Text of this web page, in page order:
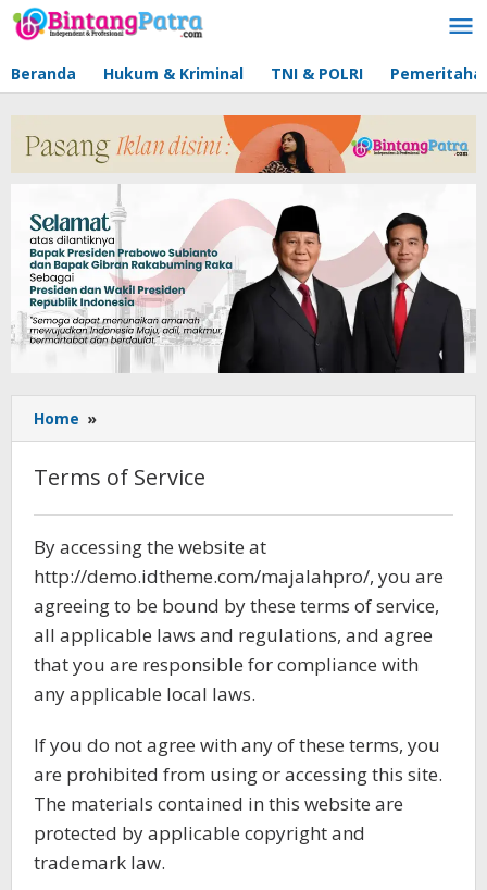
Lewati
ke
Beranda Hukum & Kriminal TNI & POLRI
Home »
of
Service
Terms of Service
8
September
2017
oleh
Admin
By accessing the website at
http://demo.idtheme.com/majalahpro/, you are
agreeing to be bound by these terms of service,
all applicable laws and regulations, and agree
that you are responsible for compliance with
any applicable local laws.
If you do not agree with any of these terms, you
are prohibited from using or accessing this site.
The materials contained in this website are
protected by applicable copyright and
trademark law.